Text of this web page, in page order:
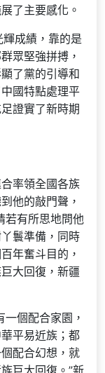
了主要感化。
成績，靠的是
眾堅強拼搏，
了黨的引導和
國特點處理平
證實了新時期
率領全國各族
他的敲門聲，
若有所思地問他
鬟準備，同時
年奮斗目的，
大回復，新疆
個配合家園，
平易近族；都
配合幻想，就
巨大回復。”新